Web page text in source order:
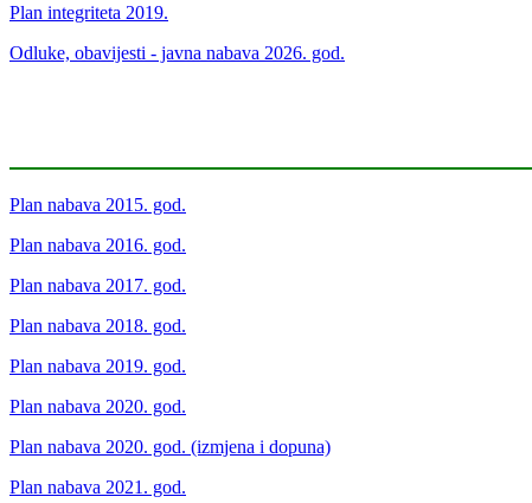
Plan integriteta 2019.
Odluke, obavijesti - javna nabava 2026. god.
Plan nabava 2015. god.
Plan nabava 2016. god.
Plan nabava 2017. god.
Plan nabava 2018. god.
Plan nabava 2019. god.
Plan nabava 2020. god.
Plan nabava 2020. god. (izmjena i dopuna)
Plan nabava 2021. god.